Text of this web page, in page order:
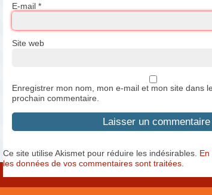
E-mail *
Site web
Enregistrer mon nom, mon e-mail et mon site dans
prochain commentaire.
Ce site utilise Akismet pour réduire les indésirables. En
les données de vos commentaires sont traitées